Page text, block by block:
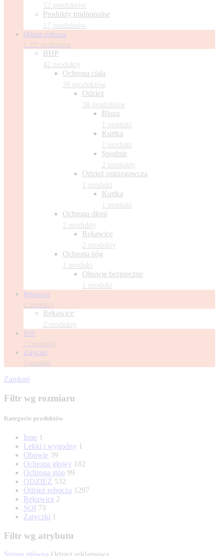
12 produktów
Produkty trudnopalne
17 produktów
Odzież robocza
1 297 produktów
BHP
42 produkty
Ochrona ciała
39 produktów
Odzież
38 produktów
Bluza
1 produkt
Kurtka
1 produkt
Spodnie
2 produkty
Odzież ostrzegawcza
1 produkt
Kurtka
1 produkt
Ochrona dłoni
2 produkty
Rękawice
2 produkty
Ochrona nóg
1 produkt
Obuwie bezpieczne
1 produkt
Rękawice
2 produkty
Rękawice
2 produkty
ŚOI
73 produkty
Zatyczki
1 produkt
Zamknij
Filtr wg rozmiaru
Kategorie produktów
Inne 1
Lekki i wygodny 1
Obuwie 39
Ochrona głowy 182
Ochrona stóp 99
ODZIEŻ 532
Odzież robocza 1297
Rękawice 2
ŚOI 73
Zatyczki 1
Filtr wg atrybutu